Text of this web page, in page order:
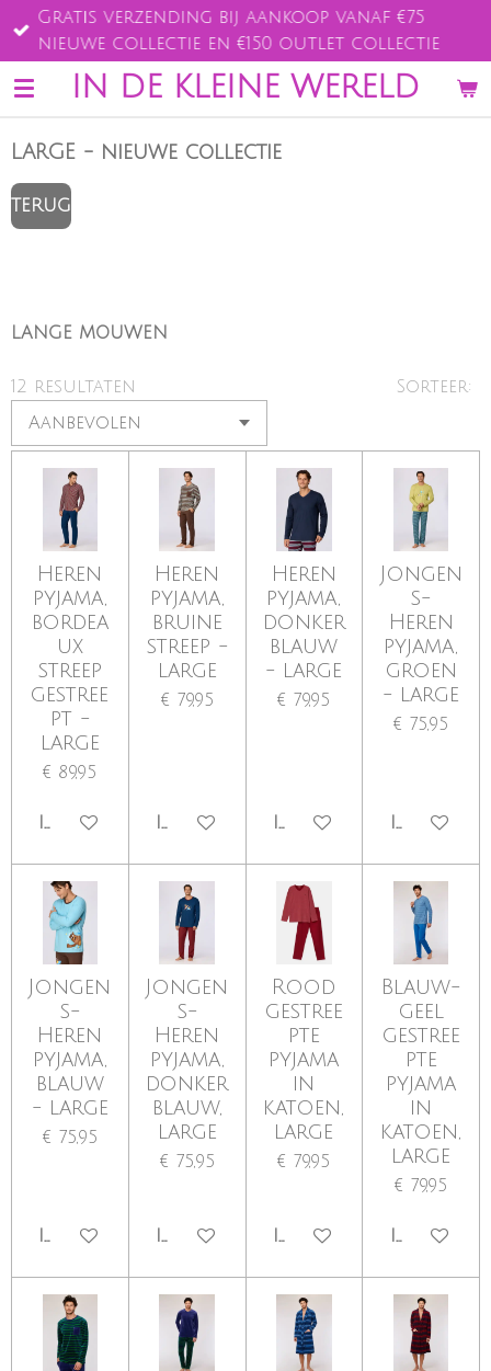
Ga
direct
naar
de
IN DE KLEINE WERELD
Gratis verzending bij aankoop vanaf €75
nieuwe collectie en €150 outlet collectie
LARGE - nieuwe collectie
TERUG
LANGE MOUWEN
12 resultaten Sorteer:
Heren
pyjama,
bordea
ux
streep
gestree
pt -
large
€ 89,95
IN WINKELWAGEN
Heren
pyjama,
bruine
streep -
large
€ 79,95
IN WINKELWAGEN
Heren
pyjama,
donker
blauw
- large
€ 79,95
IN WINKELWAGEN
Jongen
s-
Heren
pyjama,
groen
- large
€ 75,95
IN
Jongen
s-
Heren
pyjama,
blauw
- large
€ 75,95
IN WINKELWAGEN
Jongen
s-
Heren
pyjama,
donker
blauw,
large
€ 75,95
IN WINKELWAGEN
Rood
gestree
pte
pyjama
in
katoen,
large
€ 79,95
IN WINKELWAGEN
Blauw-
geel
gestree
pte
pyjama
in
katoen,
large
€ 79,95
IN